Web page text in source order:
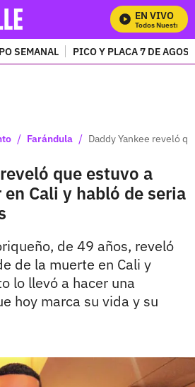
EN VIVO
Mira Todos Nuestros
SEMANAL PICO Y PLACA 7 DE
/ Farándula / Daddy Yankee reveló
que estuvo a
Cali y habló de seria
de 49 años, reveló
de la muerte en Cali y
lo llevó a hacer una
hoy marca su vida y su